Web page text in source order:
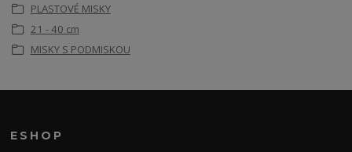
PLASTOVÉ MISKY
21 - 40 cm
MISKY S PODMISKOU
ESHOP